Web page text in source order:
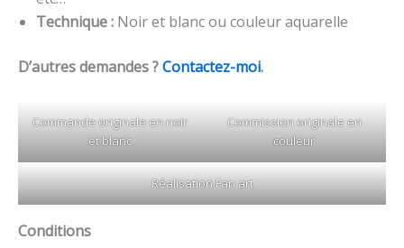
Technique : Noir et blanc ou couleur aquarelle
D’autres demandes ?Contactez-moi.
Commande originale en noir
et blanc
Commission originale en
couleur
Réalisation Fan art
Conditions